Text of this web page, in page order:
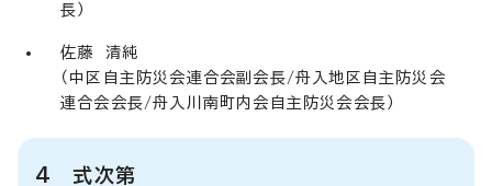
長）
佐藤 清純
（中区自主防災会連合会副会長/舟入地区自主防災会
連合会会長/舟入川南町内会自主防災会会長）
4 式次第